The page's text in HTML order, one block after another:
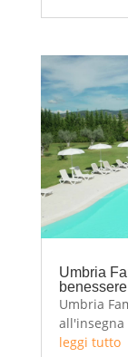
Umbria
Umbria
Assisi! Al
leggi tutto